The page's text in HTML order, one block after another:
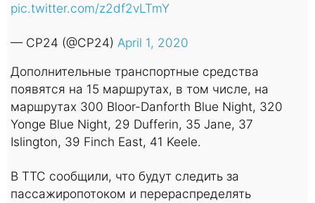
pic.twitter.com/z2df2vLTmY
— CP24 (@CP24) April 1, 2020
Дополнительные транспортные средства
появятся на 15 маршрутах, в том числе, на
маршрутах 300 Bloor-Danforth Blue Night, 320
Yonge Blue Night, 29 Dufferin, 35 Jane, 37
Islington, 39 Finch East, 41 Keele.
В TTC сообщили, что будут следить за
пассажиропотоком и перераспределять